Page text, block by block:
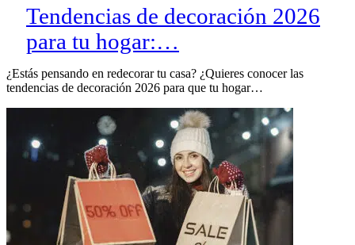
Tendencias de decoración 2026
para tu hogar:…
¿Estás pensando en redecorar tu casa? ¿Quieres conocer las
tendencias de decoración 2026 para que tu hogar…